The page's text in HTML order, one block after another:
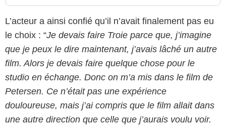
L’acteur a ainsi confié qu’il n’avait finalement pas eu
le choix : “Je devais faire Troie parce que, j’imagine
que je peux le dire maintenant, j’avais lâché un autre
film. Alors je devais faire quelque chose pour le
studio en échange. Donc on m’a mis dans le film de
Petersen. Ce n’était pas une expérience
douloureuse, mais j’ai compris que le film allait dans
une autre direction que celle que j’aurais voulu voir.